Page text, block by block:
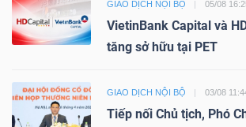
GIAO DỊCH NỘI BỘ 05/08
VietinBank Capital và
tăng sở hữu tại PET
GIAO DỊCH NỘI BỘ 03/08
Tiếp nối Chủ tịch, Phó